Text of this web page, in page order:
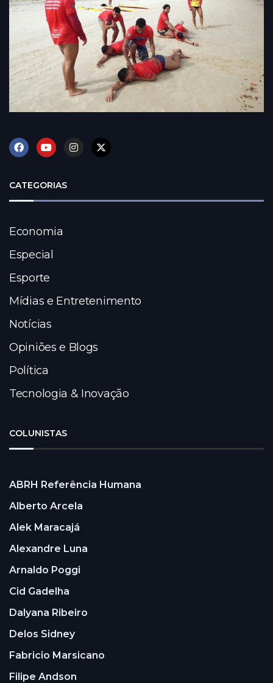
CATEGORIAS
Economia
Especial
Esporte
Mídias e Entretenimento
Notícias
Opiniões e Blogs
Política
Tecnologia & Inovação
COLUNISTAS
ABRH Referência Humana
Alberto Arcela
Alek Maracajá
Alexandre Luna
Arnaldo Poggi
Cid Gadelha
Dalyana Ribeiro
Delos Sidney
Fabricio Marsicano
Filipe Andson